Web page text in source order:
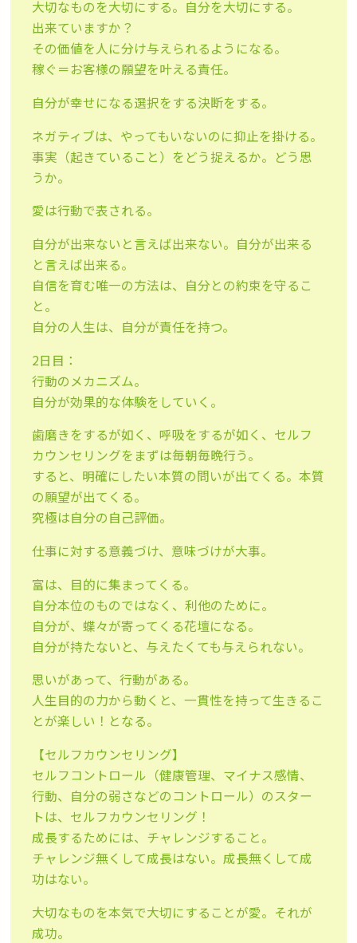
大切なものを大切にする。自分を大切にする。
出来ていますか？
その価値を人に分け与えられるようになる。
稼ぐ＝お客様の願望を叶える責任。
自分が幸せになる選択をする決断をする。
ネガティブは、やってもいないのに抑止を掛ける。
事実（起きていること）をどう捉えるか。どう思
うか。
愛は行動で表される。
自分が出来ないと言えば出来ない。自分が出来る
と言えば出来る。
自信を育む唯一の方法は、自分との約束を守るこ
と。
自分の人生は、自分が責任を持つ。
2日目：
行動のメカニズム。
自分が効果的な体験をしていく。
歯磨きをするが如く、呼吸をするが如く、セルフ
カウンセリングをまずは毎朝毎晩行う。
すると、明確にしたい本質の問いが出てくる。本質
の願望が出てくる。
究極は自分の自己評価。
仕事に対する意義づけ、意味づけが大事。
富は、目的に集まってくる。
自分本位のものではなく、利他のために。
自分が、蝶々が寄ってくる花壇になる。
自分が持たないと、与えたくても与えられない。
思いがあって、行動がある。
人生目的の力から動くと、一貫性を持って生きるこ
とが楽しい！となる。
【セルフカウンセリング】
セルフコントロール（健康管理、マイナス感情、
行動、自分の弱さなどのコントロール）のスター
トは、セルフカウンセリング！
成長するためには、チャレンジすること。
チャレンジ無くして成長はない。成長無くして成
功はない。
大切なものを本気で大切にすることが愛。それが
成功。